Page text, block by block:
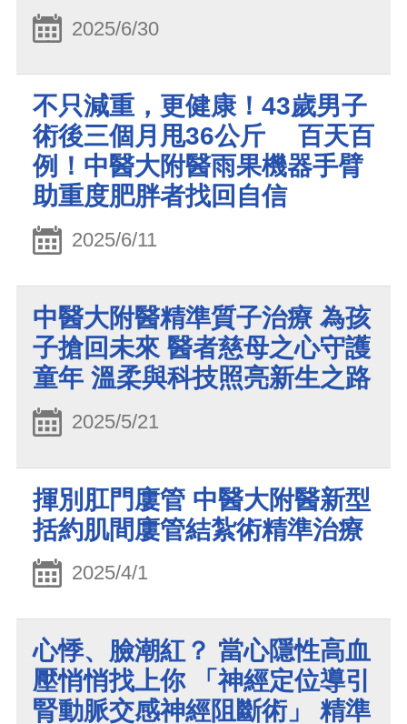
2025/6/30
不只減重，更健康！43歲男子
術後三個月甩36公斤 百天百
例！中醫大附醫雨果機器手臂
助重度肥胖者找回自信
2025/6/11
中醫大附醫精準質子治療 為孩
子搶回未來 醫者慈母之心守護
童年 溫柔與科技照亮新生之路
2025/5/21
揮別肛門廔管 中醫大附醫新型
括約肌間廔管結紮術精準治療
2025/4/1
心悸、臉潮紅？ 當心隱性高血
壓悄悄找上你 「神經定位導引
腎動脈交感神經阻斷術」 精準